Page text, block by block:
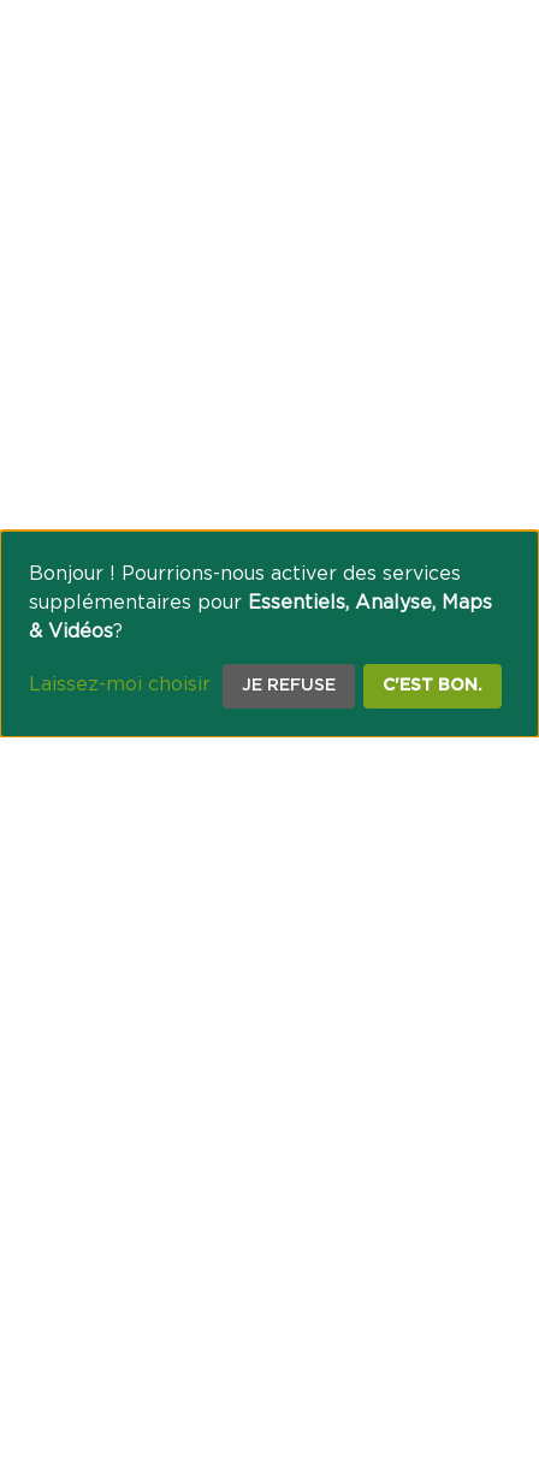
Bonjour ! Pourrions-nous activer des services
supplémentaires pour Essentiels, Analyse, Maps
& Vidéos?
Laissez-moi choisir JE REFUSE C'EST BON.